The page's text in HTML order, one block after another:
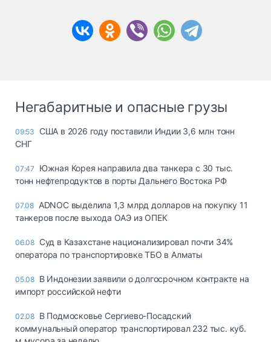
Негабаритные и опасные грузы
09:53
США в 2026 году поставили Индии 3,6 млн тонн
СНГ
07:47
Южная Корея направила два танкера с 30 тыс.
тонн нефтепродуктов в порты Дальнего Востока РФ
07.08 ADNOC выделила 1,3 млрд долларов на покупку 11
танкеров после выхода ОАЭ из ОПЕК
06.08 Суд в Казахстане национализировал почти 34%
оператора по транспортировке ТБО в Алматы
05.08 В Индонезии заявили о долгосрочном контракте на
импорт российской нефти
02.08 В Подмосковье Сергиево-Посадский
коммунальный оператор транспортировал 232 тыс. куб.